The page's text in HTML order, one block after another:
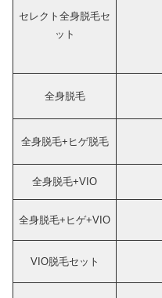
セレクト全身脱毛セ
ット
全身脱毛
全身脱毛+ヒゲ脱毛
全身脱毛+VIO
全身脱毛+ヒゲ+VIO
VIO脱毛セット